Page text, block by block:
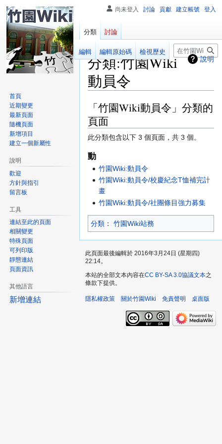
說明
分類:竹園Wiki
動員令
跳
至
導
覽
跳
至
搜
尋
「竹園Wiki動員令」分類的
頁面
此分類包含以下 3 個頁面，共 3 個。
動
竹園Wiki:動員令
竹園Wiki:動員令/校慶紀念T恤補完計
畫
竹園Wiki:動員令/社團條目強力募集
分類 ：​ 竹園Wiki站務
尚未登入 討論 貢獻 建立帳號 登入
分類 討論
閱讀 編輯 編輯原始碼 檢視歷史
搜
尋
首頁
近期變更
最新頁面
隨機頁面
新增項目
建立一個新屬性
說明
歡迎
方針與指引
留言板
工具
連結至此的頁面
相關變更
特殊頁面
可列印版
靜態連結
頁面資訊
其他語言
新增連結
此頁面最後編輯於 2016年3月24日 (星期四)
22:14。
本站的全部文本內容在CC BY-SA 3.0協議文本之
條款下提供。
隱私權政策 關於竹園Wiki 免責聲明 桌面版